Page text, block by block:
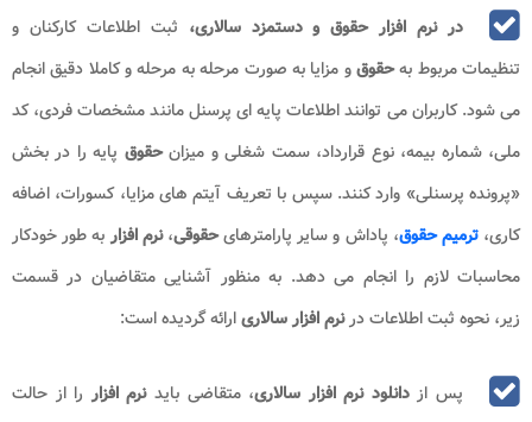
در نرم افزار حقوق و دستمزد سالاری، ثبت اطلاعات کارکنان و
تنظیمات مربوط بهحقوقو مزایا به صورت مرحله به مرحله و کاملا دقیق انجام
می شود. کاربران می توانند اطلاعات پایه ای پرسنل مانند مشخصات فردی، کد
ملی، شماره بیمه، نوع قرارداد، سمت شغلی و میزانحقوق پایه را در بخش
«پرونده پرسنلی» وارد کنند. سپس با تعریف آیتم های مزایا، کسورات، اضافه
کاری،ترمیم حقوق، پاداش و سایر پارامترهایحقوقی،نرم افزاربه طور خودکار
محاسبات لازم را انجام می دهد. به منظور آشنایی متقاضیان در قسمت
زیر، نحوه ثبت اطلاعات درنرم‌‌ افزار سالاریارائه گردیده است:
پس ازدانلود نرم افزار سالاری، متقاضی باید نرم‌ افزار را از حالت